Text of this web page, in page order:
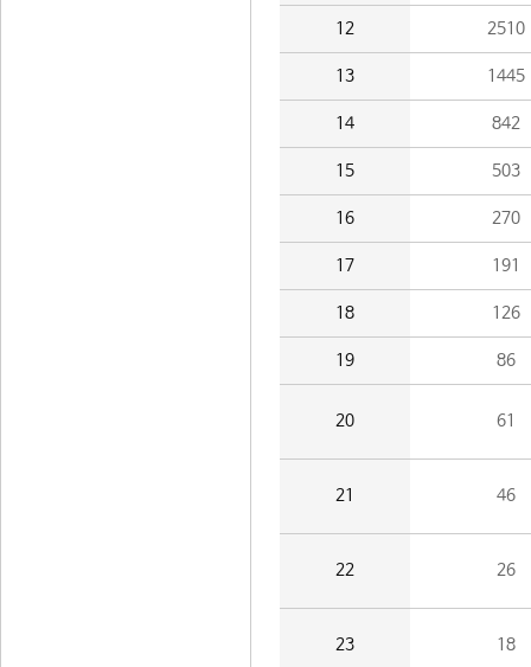
12 2510
13 1445
14 842
15 503
16 270
17 191
18 126
19 86
20 61
21 46
22 26
23 18